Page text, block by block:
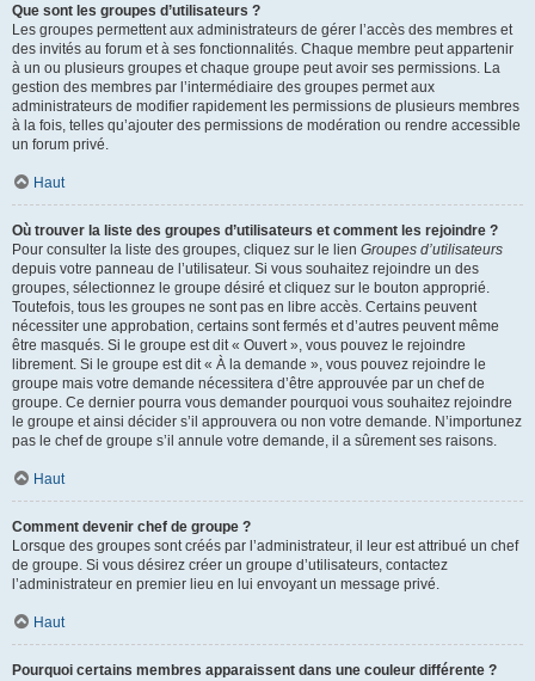
Que sont les groupes d’utilisateurs ?
Les groupes permettent aux administrateurs de gérer l’accès des membres et
des invités au forum et à ses fonctionnalités. Chaque membre peut appartenir
à un ou plusieurs groupes et chaque groupe peut avoir ses permissions. La
gestion des membres par l’intermédiaire des groupes permet aux
administrateurs de modifier rapidement les permissions de plusieurs membres
à la fois, telles qu’ajouter des permissions de modération ou rendre accessible
un forum privé.
Haut
Où trouver la liste des groupes d’utilisateurs et comment les rejoindre ?
Pour consulter la liste des groupes, cliquez sur le lien Groupes d’utilisateurs
depuis votre panneau de l’utilisateur. Si vous souhaitez rejoindre un des
groupes, sélectionnez le groupe désiré et cliquez sur le bouton approprié.
Toutefois, tous les groupes ne sont pas en libre accès. Certains peuvent
nécessiter une approbation, certains sont fermés et d’autres peuvent même
être masqués. Si le groupe est dit « Ouvert », vous pouvez le rejoindre
librement. Si le groupe est dit « À la demande », vous pouvez rejoindre le
groupe mais votre demande nécessitera d’être approuvée par un chef de
groupe. Ce dernier pourra vous demander pourquoi vous souhaitez rejoindre
le groupe et ainsi décider s’il approuvera ou non votre demande. N’importunez
pas le chef de groupe s’il annule votre demande, il a sûrement ses raisons.
Haut
Comment devenir chef de groupe ?
Lorsque des groupes sont créés par l’administrateur, il leur est attribué un chef
de groupe. Si vous désirez créer un groupe d’utilisateurs, contactez
l’administrateur en premier lieu en lui envoyant un message privé.
Haut
Pourquoi certains membres apparaissent dans une couleur différente ?